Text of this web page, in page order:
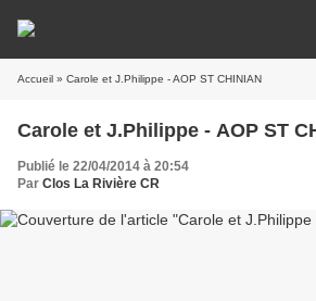
Accueil » Carole et J.Philippe - AOP ST CHINIAN
Carole et J.Philippe - AOP ST
Publié le 22/04/2014 à 20:54
Par Clos La Rivière CR